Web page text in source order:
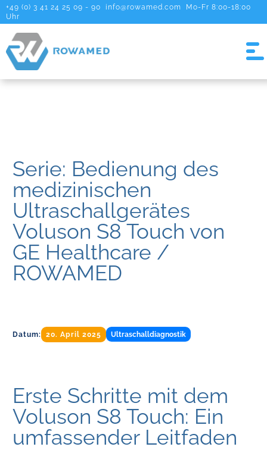
+49 (0) 3 41 24 25 09 - 90 info@rowamed.com
Mo-Fr 8:00-18:00
Uhr
Serie: Bedienung des
medizinischen
Ultraschallgerätes
Voluson S8 Touch von
GE Healthcare /
ROWAMED
Datum: 20. April 2025 Ultraschalldiagnostik
Erste Schritte mit dem
Voluson S8 Touch: Ein
umfassender Leitfaden